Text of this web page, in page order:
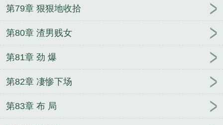
第79章 狠狠地收拾
第80章 渣男贱女
第81章 劲 爆
第82章 凄惨下场
第83章 布 局